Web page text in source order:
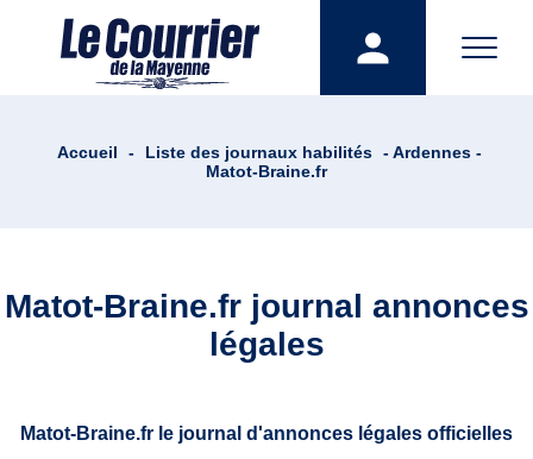
Accueil - Liste des journaux habilités - Ardennes -
Matot-Braine.fr
Matot-Braine.fr journal annonces
légales
Matot-Braine.fr le journal d'annonces légales officielles